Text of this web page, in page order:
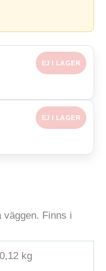
EJ I LAGER
EJ I LAGER
Finns i
0,12 kg